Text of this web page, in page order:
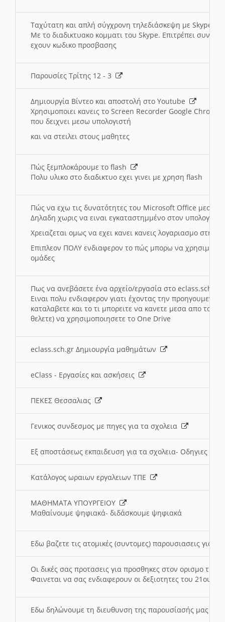
Ταχύτατη και απλή σύγχρονη τηλεδιάσκεψη με Skype
Με το διαδικτυακο κομματι του Skype. Επιτρέπει
εχουν κωδικο προσβασης
Παρουσίες Τρίτης 12 - 3
Δημιουργία Βίντεο και αποστολή στο Youtube
Χρησιμοποιει κανεις το Screen Recorder Google Chrome
που δειχνει μεσω υπολογιστή
και να στειλει στους μαθητες
Πώς ξεμπλοκάρουμε το flash
Πολυ υλικο στο διαδικτυο εχει γινει με χρηση flash
Πώς να εχω τις δυνατότητες του Microsoft Office μεσω
Δηλαδη χωρις να ειναι εγκαταστημμένο στον
Χρειαζεται ομως να εχει κανει κανεις λογαριασμο στη
Επιπλεον ΠΟΛΥ ενδιαφερον το πώς μπορω να
ομάδες
Πως να ανεβάσετε ένα αρχείο/εργασία στο eclass.sch.gr
Ειναι πολυ ενδιαφερον γιατι έχοντας την
καταλαβετε και το τι μπορειτε να κανετε μεσα απο το
θελετε) να χρησιμοποιησετε το One Drive
eclass.sch.gr Δημιουργία μαθημάτων
eClass - Εργασίες και ασκήσεις
ΠΕΚΕΣ Θεσσαλιας
Γενικος συνδεσμος με πηγες για τα σχολεια
Εξ αποστάσεως εκπαιδευση για τα σχολεια- Οδηγιες
Κατάλογος ωραιων εργαλειων ΤΠΕ
ΜΑΘΗΜΑΤΑ ΥΠΟΥΡΓΕΙΟΥ
Μαθαίνουμε ψηφιακά- διδάσκουμε ψηφιακά
Εδω βαζετε τις ατομικές (συντομες) παρουσιασεις για
Οι δικές σας προτασεις για προσθηκες στον ορισμο
Φαινεται να σας ενδιαφερουν οι δεξιοτητες του 21ου
Εδω δηλώνουμε τη διευθυνση της παρουσίασής μας